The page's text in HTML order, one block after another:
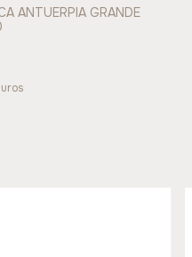
ANTUERPIA GRANDE